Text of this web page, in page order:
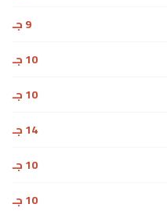
9 جـ
10 جـ
10 جـ
14 جـ
10 جـ
10 جـ